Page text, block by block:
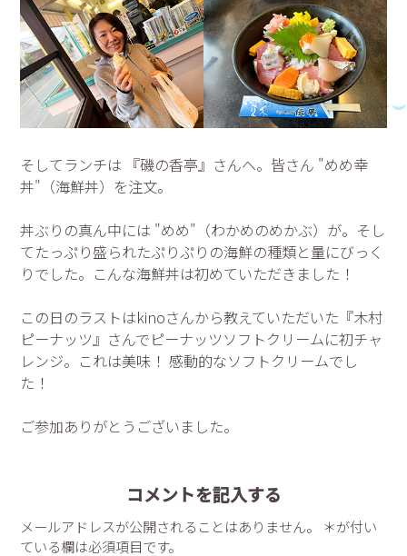
そしてランチは 『磯の香亭』さんへ。皆さん "めめ幸
丼"（海鮮丼）を注文。
丼ぶりの真ん中には "めめ"（わかめのめかぶ）が。そし
てたっぷり盛られたぷりぷりの海鮮の種類と量にびっく
りでした。こんな海鮮丼は初めていただきました！
この日のラストはkinoさんから教えていただいた『木村
ピーナッツ』さんでピーナッツソフトクリームに初チャ
レンジ。これは美味！ 感動的なソフトクリームでし
た！
ご参加ありがとうございました。
コメントを記入する
メールアドレスが公開されることはありません。 ＊が付い
ている欄は必須項目です。